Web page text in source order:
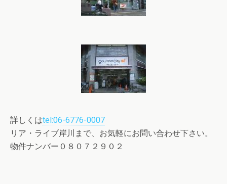
詳しくはtel:06-6776-0007
リア・ライブ岸川まで、お気軽にお問い合わせ下さい。
物件ナンバー０８０７２９０２